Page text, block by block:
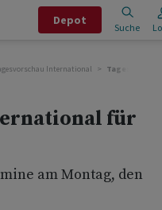
Depot
Suche
International
für
am Montag, den